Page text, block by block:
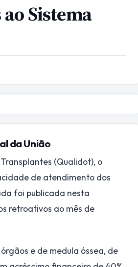
Sistema
da União
(Qualidot), o
de atendimento dos
foi publicada nesta
retroativos ao mês de
e de medula óssea, de